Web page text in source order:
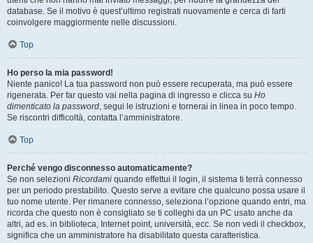
database. Se il motivo è quest’ultimo registrati nuovamente e cerca di farti
coinvolgere maggiormente nelle discussioni.
Top
Ho perso la mia password!
Niente panico! La tua password non può essere recuperata, ma può essere
rigenerata. Per far questo vai nella pagina di ingresso e clicca su Ho
dimenticato la password, segui le istruzioni e tornerai in linea in poco tempo.
Se riscontri difficoltà, contatta l’amministratore.
Top
Perché vengo disconnesso automaticamente?
Se non selezioni Ricordami quando effettui il login, il sistema ti terrà connesso
per un periodo prestabilito. Questo serve a evitare che qualcuno possa usare il
tuo nome utente. Per rimanere connesso, seleziona l’opzione quando entri, ma
ricorda che questo non è consigliato se ti colleghi da un PC usato anche da
altri, ad es. in biblioteca, Internet point, università, ecc. Se non vedi il checkbox,
significa che un amministratore ha disabilitato questa caratteristica.